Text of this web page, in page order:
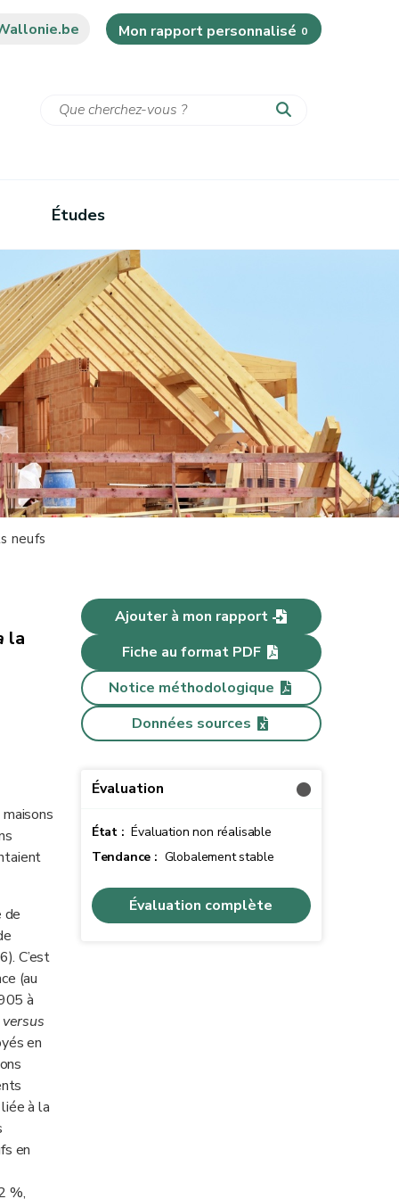
Mon rapport personnalisé 0
Études
neufs
la
de
C’est
(au
à
versus
en
à la
en
%,
Ajouter à mon rapport
Fiche au format PDF
Notice méthodologique
Données sources
Évaluation
État : Évaluation non réalisable
Tendance : Globalement stable
Évaluation complète